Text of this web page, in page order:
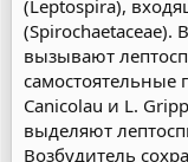
(Leptospira),
(Spirochaetaceae).
вызывают
самостоятельные
Canicolau и L.
выделяют
Возбудитель